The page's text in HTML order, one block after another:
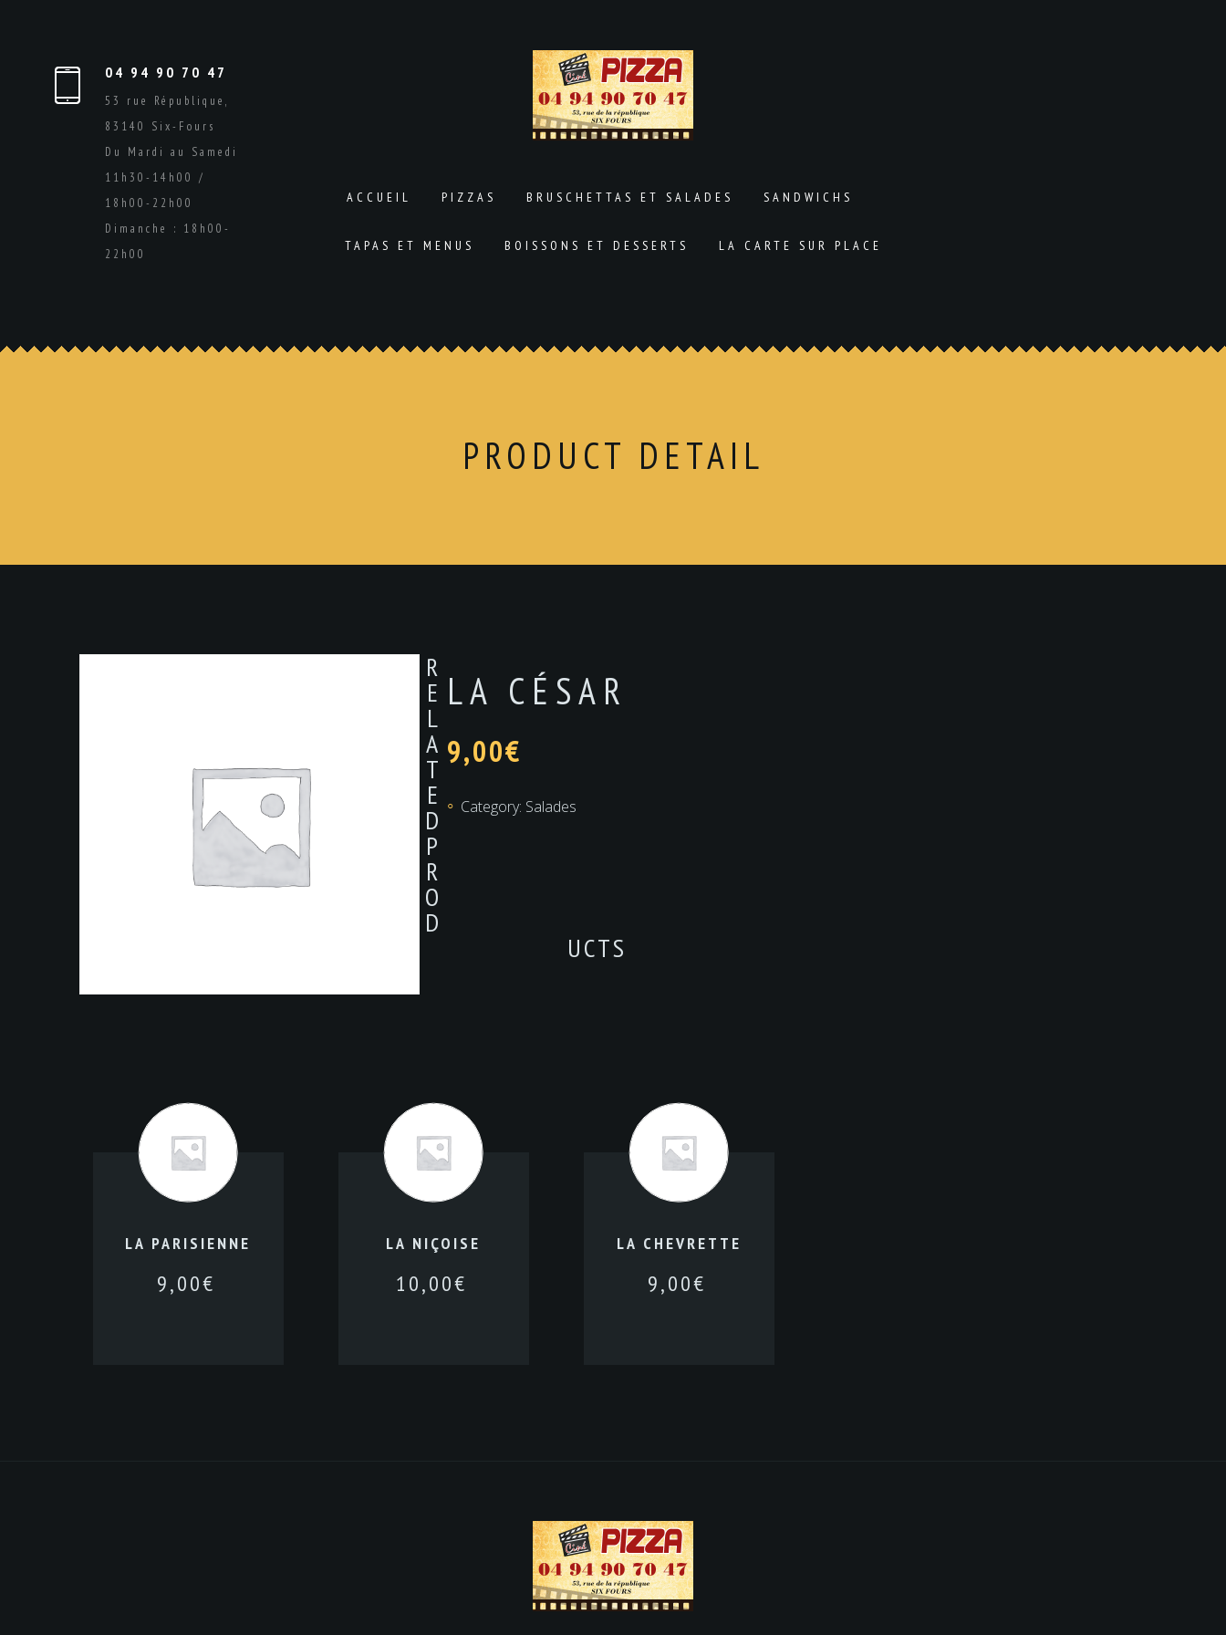
04 94 90 70 47
53 rue République,
83140 Six-Fours
Du Mardi au Samedi
11h30-14h00 /
18h00-22h00
Dimanche : 18h00-
22h00
ACCUEIL PIZZAS BRUSCHETTAS ET SALADES SANDWICHS
TAPAS ET MENUS BOISSONS ET DESSERTS LA CARTE SUR PLACE
PRODUCT DETAIL
LA CÉSAR
9,00€
Category: Salades
R
E
L
A
T
E
D
P
R
O
D
UCTS
LA PARISIENNE
9,00€
LA NIÇOISE
10,00€
LA CHEVRETTE
9,00€